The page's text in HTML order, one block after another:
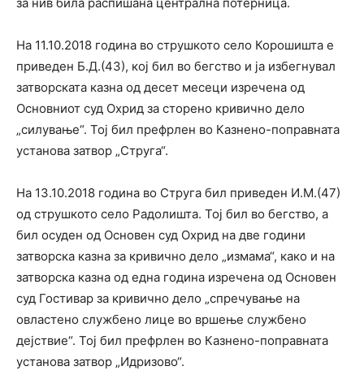
На 11.10.2018 година во струшкото село Корошишта е
приведен Б.Д.(43), кој бил во бегство и ја избегнувал
затворската казна од десет месеци изречена од
Основниот суд Охрид за сторено кривично дело
„силување“. Тој бил префрлен во Казнено-поправната
установа затвор „Струга“.
На 13.10.2018 година во Струга бил приведен И.М.(47)
од струшкото село Радолишта. Тој бил во бегство, а
бил осуден од Основен суд Охрид на две години
затворска казна за кривично дело „измама“, како и на
затворска казна од една година изречена од Основен
суд Гостивар за кривично дело „спречување на
овластено службено лице во вршење службено
дејствие“. Тој бил префрлен во Казнено-поправната
установа затвор „Идризово“.